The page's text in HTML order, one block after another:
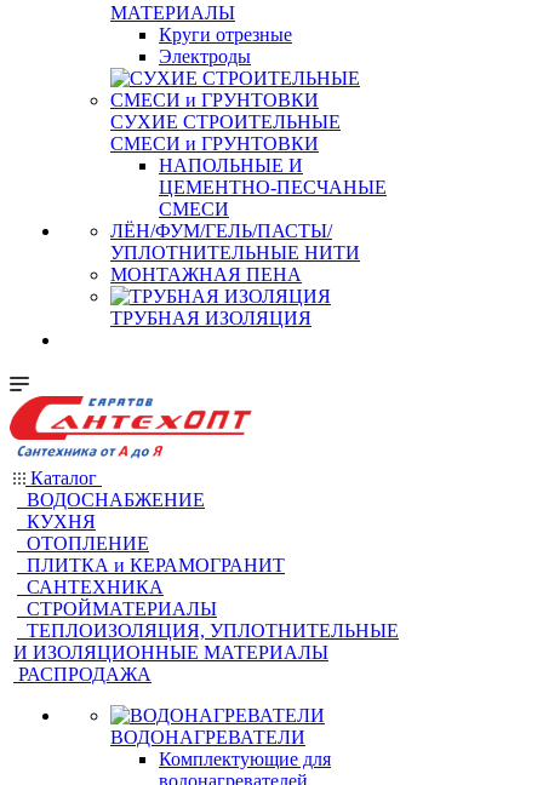
МАТЕРИАЛЫ
Круги отрезные
Электроды
СУХИЕ СТРОИТЕЛЬНЫЕ
СМЕСИ и ГРУНТОВКИ
НАПОЛЬНЫЕ И
ЦЕМЕНТНО-ПЕСЧАНЫЕ
СМЕСИ
ЛЁН/ФУМ/ГЕЛЬ/ПАСТЫ/
УПЛОТНИТЕЛЬНЫЕ НИТИ
МОНТАЖНАЯ ПЕНА
ТРУБНАЯ ИЗОЛЯЦИЯ
Каталог
ВОДОСНАБЖЕНИЕ
КУХНЯ
ОТОПЛЕНИЕ
ПЛИТКА и КЕРАМОГРАНИТ
САНТЕХНИКА
СТРОЙМАТЕРИАЛЫ
ТЕПЛОИЗОЛЯЦИЯ, УПЛОТНИТЕЛЬНЫЕ
И ИЗОЛЯЦИОННЫЕ МАТЕРИАЛЫ
РАСПРОДАЖА
ВОДОНАГРЕВАТЕЛИ
Комплектующие для
водонагревателей